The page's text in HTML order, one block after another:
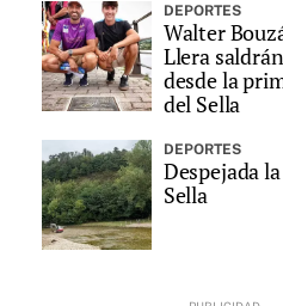
DEPORTES
Walter
Llera
desde la
del Sella
DEPORTES
Despejada
Sella